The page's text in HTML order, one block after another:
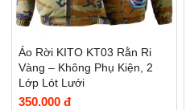
Áo Rời KITO KT03 Rằn Ri
Vàng – Không Phụ Kiện, 2
Lớp Lót Lưới
350.000 đ